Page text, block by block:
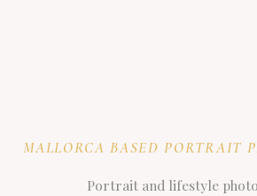
Portrait and lifestyle
MALLORCA BASED PORTRAIT